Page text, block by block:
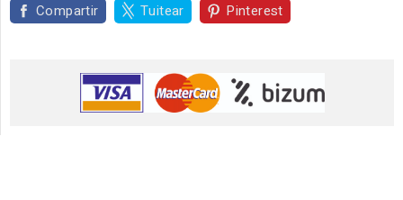
Compartir Tuitear Pinterest